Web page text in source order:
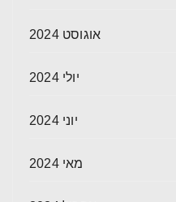
אוגוסט 2024
יולי 2024
יוני 2024
מאי 2024